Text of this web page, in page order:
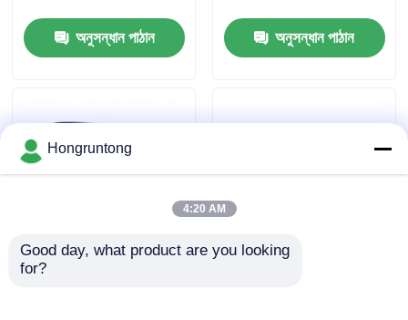
কারখানা ভ্রমণ
উদ্ধৃতির জন্য আবেদন
ইয়োকোহামা রাবার ফেন্ডার
অনুসন্ধান পাঠান অনুসন্ধান পাঠান
শঙ্কু রাবার Fenders উচ্চ
Hongruntong
4:20 AM
Good day, what product are you looking
for?